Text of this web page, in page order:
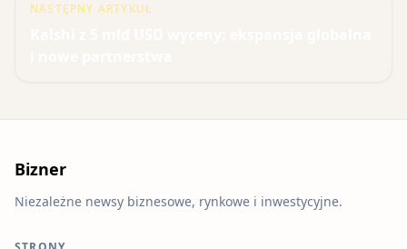
NASTĘPNY ARTYKUŁ
Bizner
Niezależne newsy biznesowe, rynkowe i inwestycyjne.